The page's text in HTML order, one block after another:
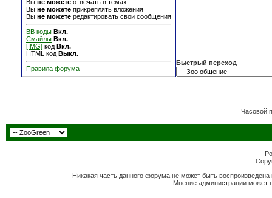
Вы не можете отвечать в темах
Вы не можете прикреплять вложения
Вы не можете редактировать свои сообщения
BB коды Вкл.
Смайлы Вкл.
[IMG] код Вкл.
HTML код Выкл.
Правила форума
Быстрый переход
Часовой
Никакая часть данного форума не может быть
Мнение администрации может